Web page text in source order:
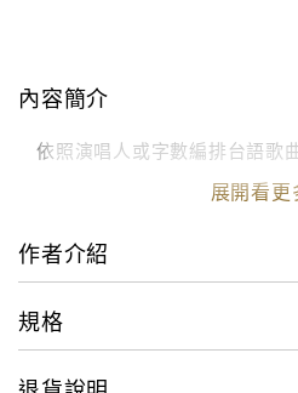
內容簡介
依照演唱人或字數編排台語歌
展開看更
作者介紹
規格